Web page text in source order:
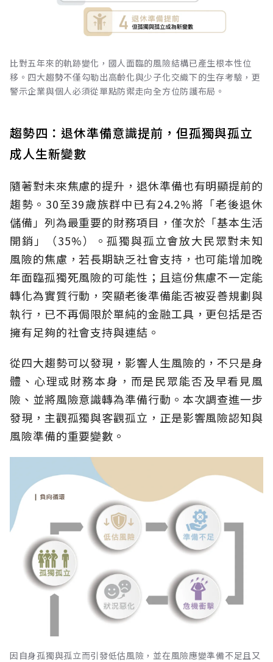
比對五年來的軌跡變化，國人面臨的風險結構已產生根本性位
移。四大趨勢不僅勾勒出高齡化與少子化交織下的生存考驗，更
警示企業與個人必須從單點防禦走向全方位防護布局。
趨勢四：退休準備意識提前，但孤獨與孤立
成人生新變數
隨著對未來焦慮的提升，退休準備也有明顯提前的
趨勢。30至39歲族群中已有24.2%將「老後退休
儲備」列為最重要的財務項目，僅次於「基本生活
開銷」（35%）。孤獨與孤立會放大民眾對未知
風險的焦慮，若長期缺乏社會支持，也可能增加晚
年面臨孤獨死風險的可能性；且這份焦慮不一定能
轉化為實質行動，突顯老後準備能否被妥善規劃與
執行，已不再侷限於單純的金融工具，更包括是否
擁有足夠的社會支持與連結。
從四大趨勢可以發現，影響人生風險的，不只是身
體、心理或財務本身，而是民眾能否及早看見風
險、並將風險意識轉為準備行動。本次調查進一步
發現，主觀孤獨與客觀孤立，正是影響風險認知與
風險準備的重要變數。
因自身孤獨與孤立而引發低估風險，並在風險應變準備不足且又